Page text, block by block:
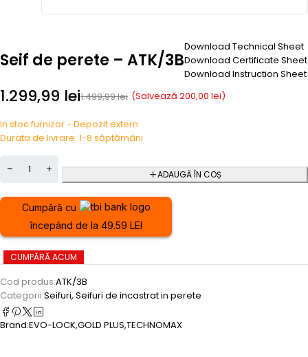
Seif de perete – ATK/3B
Download Technical Sheet
Download Certificate Sheet
Download Instruction Sheet
1.499,99lei
1.299,99 lei (Salvează 200,00 lei)
In stoc furnizor - Depozit extern
Durata de livrare: 1-8 săptămâni
ADAUGĂ ÎN COȘ
Cumpără cu
începând de la 49.59 LEI
CUMPĂRĂ ACUM
Cod produs:ATK/3B
Categorii:Seifuri, Seifuri de incastrat in perete
Brand:EVO-LOCK,GOLD PLUS,TECHNOMAX